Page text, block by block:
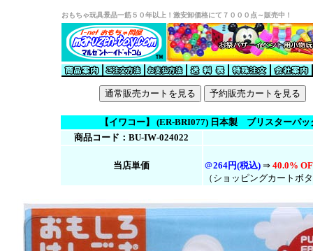
おもちゃ玩具景品一筋５０年以上！激安卸価格にて７０００点～販売中！
【イワコー】 (ER-BRI077) 日本製 ブリスターパ
商品コード：BU-IW-024022
当店単価 ＠264円(税込) ⇒ 40.0%
（ショッピングカートボ